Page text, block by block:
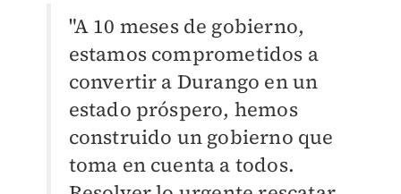
"A 10 meses de gobierno,
estamos comprometidos a
convertir a Durango en un
estado próspero, hemos
construido un gobierno que
toma en cuenta a todos.